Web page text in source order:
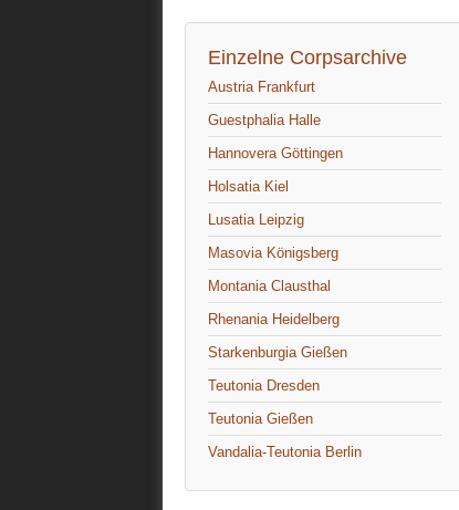
Einzelne Corpsarchive
Austria Frankfurt
Guestphalia Halle
Hannovera Göttingen
Holsatia Kiel
Lusatia Leipzig
Masovia Königsberg
Montania Clausthal
Rhenania Heidelberg
Starkenburgia Gießen
Teutonia Dresden
Teutonia Gießen
Vandalia-Teutonia Berlin